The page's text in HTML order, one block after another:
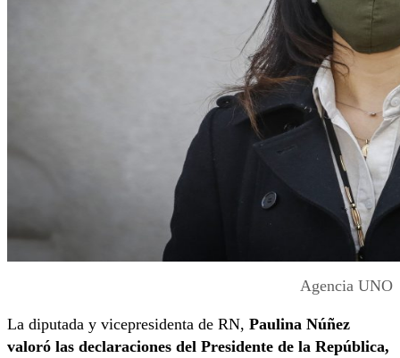
Agencia UNO
La diputada y vicepresidenta de RN, Paulina Núñez
valoró las declaraciones del Presidente de la República,